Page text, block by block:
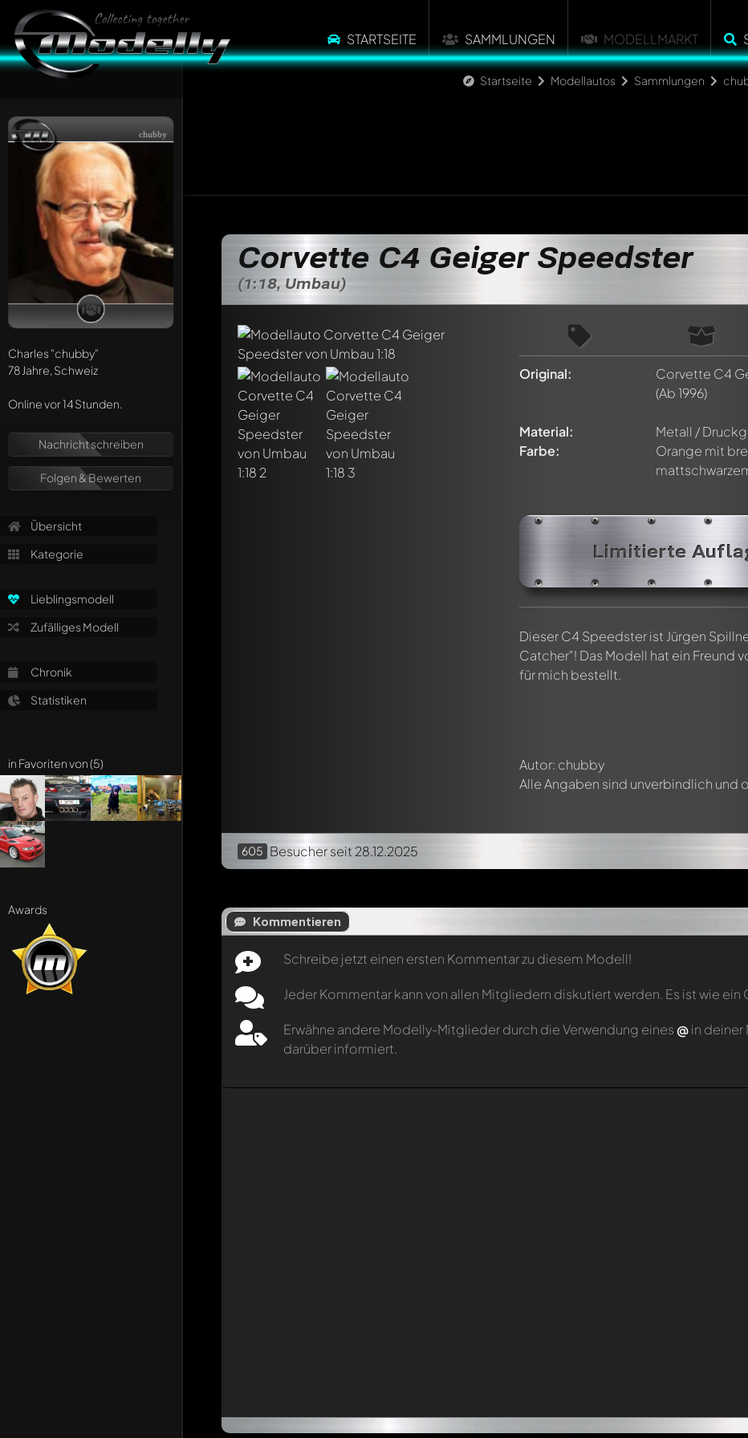
STARTSEITE SAMMLUNGEN MODELLMARKT
Startseite Modellautos Sammlungen
chubby
Charles "chubby"
78 Jahre, Schweiz
Online vor 14 Stunden.
Nachricht schreiben
Folgen & Bewerten
Übersicht
Kategorie
Lieblingsmodell
Zufälliges Modell
Chronik
Statistiken
in Favoriten von (5)
Awards
Corvette C4 Geiger Speedster
(1:18, Umbau)
Original:
Corvette C4
(Ab 1996)
Material:
Metall /
Farbe:
Orange mit
Limitierte
Dieser C4 Speedster ist Jürgen
Catcher"! Das Modell hat ein Freund
für mich bestellt.
Autor: chubby
Alle Angaben sind unverbindlich und
605 Besucherseit 28.12.2025
Kommentieren
Schreibe jetzt einen ersten Kommentar zu diesem Modell!
Jeder Kommentar kann von allen Mitgliedern diskutiert werden. Es ist wie ein
Erwähne andere Modelly-Mitglieder durch die Verwendung eines @in deiner
darüber informiert.
Schreibe jetzt einen ersten Kommentar zu diesem Modell!